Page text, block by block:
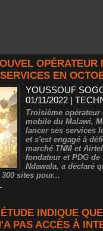
OPÉRATEUR
EN
YOUSSOUF
01/11/2022 |
Troisième opérateur
mobile du Malawi,
lancer ses services
et s'est engagé à
marché TNM et
fondateur et PDG
Ndawala, a déclaré
sites pour...
INDIQUE
PAS ACCÈS À